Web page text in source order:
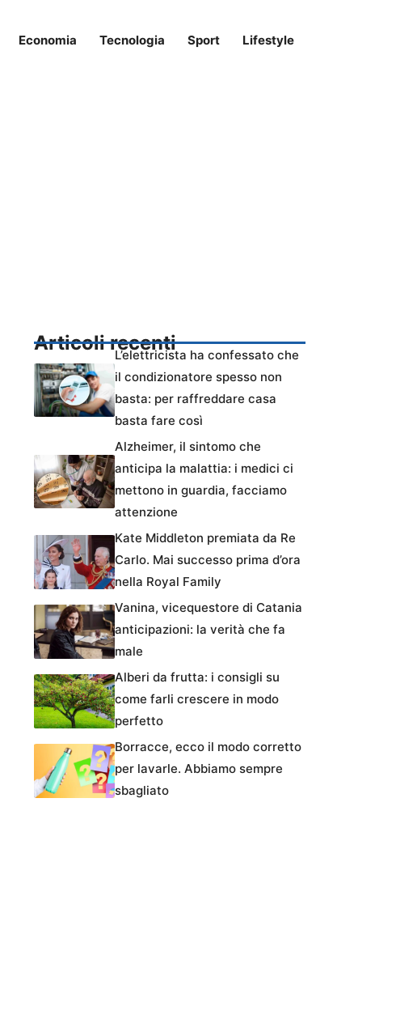
Economia Tecnologia Sport Lifestyle
Articoli recenti
L’elettricista ha confessato che
il condizionatore spesso non
basta: per raffreddare casa
basta fare così
Alzheimer, il sintomo che
anticipa la malattia: i medici ci
mettono in guardia, facciamo
attenzione
Kate Middleton premiata da Re
Carlo. Mai successo prima d’ora
nella Royal Family
Vanina, vicequestore di Catania
anticipazioni: la verità che fa
male
Alberi da frutta: i consigli su
come farli crescere in modo
perfetto
Borracce, ecco il modo corretto
per lavarle. Abbiamo sempre
sbagliato